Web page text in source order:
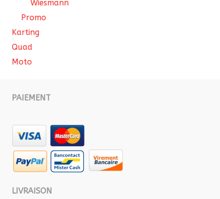
Wiesmann
Promo
Karting
Quad
Moto
PAIEMENT
LIVRAISON